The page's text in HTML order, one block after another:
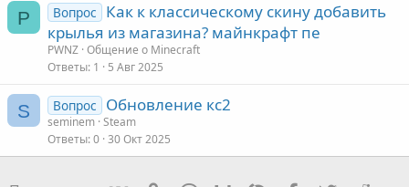
P Вопрос
Как к классическому скину добавить
крылья из магазина? майнкрафт пе
PWNZ Общение о Minecraft
Ответы 1 5 Авг 2025
S Вопрос Обновление кс2
seminem Steam
Ответы 0 30 Окт 2025